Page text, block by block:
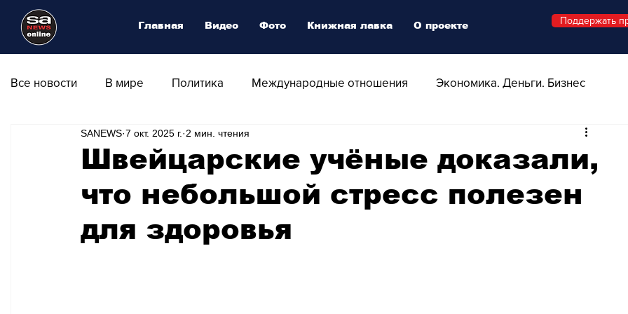
Все новости В мире Политика Международные отношения Экономика. Деньги. Бизнес
Общество Армия Аналитика
Транспорт Культура Магия искусства Swiss Афиша Стиль Стильный четверг
Швейцарские учёные доказали,
что небольшой стресс полезен
для здоровья
SANEWS 7 окт. 2025 г. 2 мин. чтения
Главная Видео Фото Книжная лавка О проекте Поддержать